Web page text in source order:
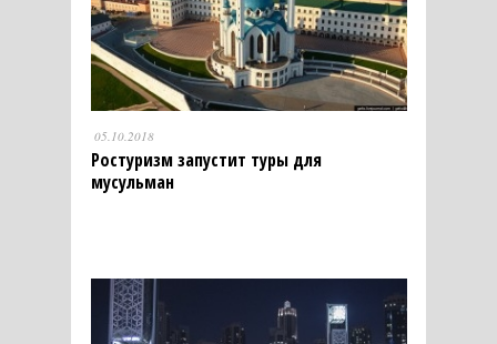
05.10.2018
Ростуризм запустит туры для
мусульман